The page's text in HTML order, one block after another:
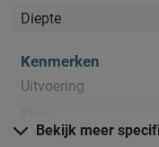
Diepte
Kenmerken
Uitvoering
Bekijk meer